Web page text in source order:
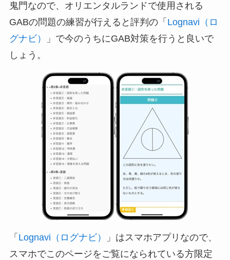
鬼門なので、オリエンタルランドで使用される
GABの問題の練習が行えると評判の「 Lognavi（ロ
グナビ）
」で今のうちにGAB対策を行うと良いで
しょう。
「 Lognavi（ログナビ）
」はスマホアプリなので、
スマホでこのページをご覧になられている方限定